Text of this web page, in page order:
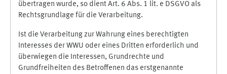
übertragen wurde, so dient Art. 6 Abs. 1 lit. e DSGVO als
Rechtsgrundlage für die Verarbeitung.
Ist die Verarbeitung zur Wahrung eines berechtigten
Interesses der WWU oder eines Dritten erforderlich und
überwiegen die Interessen, Grundrechte und
Grundfreiheiten des Betroffenen das erstgenannte